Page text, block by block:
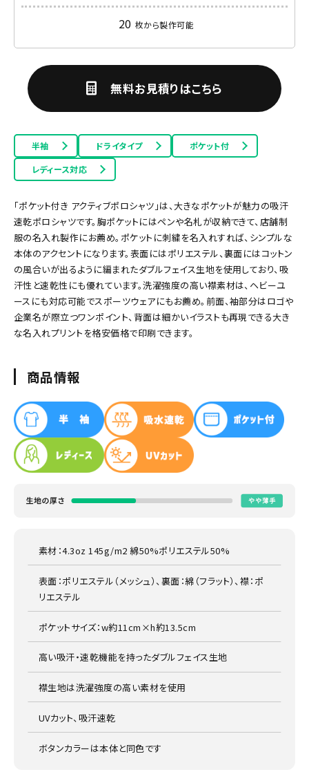
20 枚から製作可能
無料お見積りはこちら
半袖 ドライタイプ
ポケット付
レディース対応
「ポケット付き アクティブポロシャツ」は、大きなポケットが魅力の吸汗
速乾ポロシャツです。胸ポケットにはペンや名札が収納できて、店舗制
服の名入れ製作にお薦め。ポケットに刺繍を名入れすれば、シンプルな
本体のアクセントになります。表面にはポリエステル、裏面にはコットン
の風合いが出るように編まれたダブルフェイス生地を使用しており、吸
汗性と速乾性にも優れています。洗濯強度の高い襟素材は、ヘビーユ
ースにも対応可能でスポーツウェアにもお薦め。前面、袖部分はロゴや
企業名が際立つワンポイント、背面は細かいイラストも再現できる大き
な名入れプリントを格安価格で印刷できます。
商品情報
素材：4.3oz 145g/m2 綿50%ポリエステル50%
表面：ポリエステル（メッシュ）、裏面：綿（フラット）、襟：ポ
リエステル
ポケットサイズ：w約11cm×h約13.5cm
高い吸汗・速乾機能を持ったダブルフェイス生地
襟生地は洗濯強度の高い素材を使用
UVカット、吸汗速乾
ボタンカラーは本体と同色です